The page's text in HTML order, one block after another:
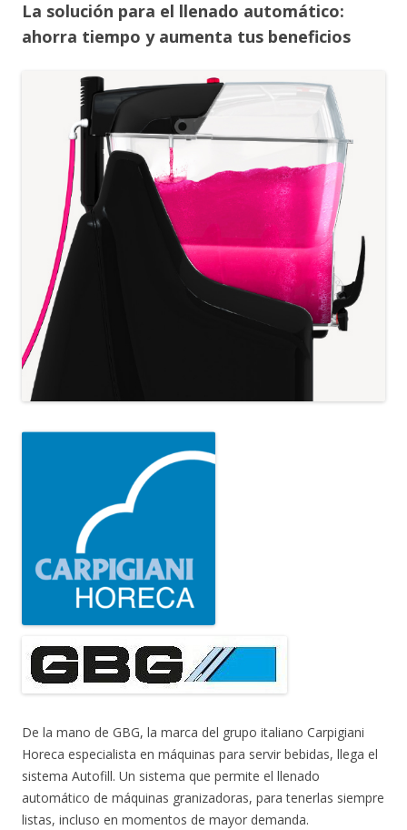
La solución para el llenado automático:
ahorra tiempo y aumenta tus beneficios
De la mano de GBG, la marca del grupo italiano Carpigiani
Horeca especialista en máquinas para servir bebidas, llega el
sistema Autofill. Un sistema que permite el llenado
automático de máquinas granizadoras, para tenerlas siempre
listas, incluso en momentos de mayor demanda.